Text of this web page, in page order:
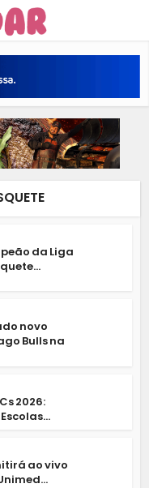
da Liga
novo
Bulls na
2026:
ao vivo